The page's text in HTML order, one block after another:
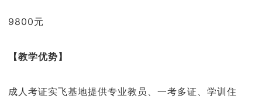
9800元
【教学优势】
成人考证实飞基地提供专业教员、一考多证、学训住